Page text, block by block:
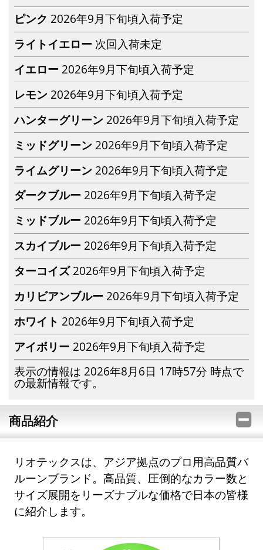
ピンク 2026年9月下旬頃入荷予定
ライトイエロー 次回入荷未定
イエロー 2026年9月下旬頃入荷予定
レモン 2026年9月下旬頃入荷予定
ハンターグリーン 2026年9月下旬頃入荷予定
ミッドグリーン 2026年9月下旬頃入荷予定
ライムグリーン 2026年9月下旬頃入荷予定
ダークブルー 2026年9月下旬頃入荷予定
ミッドブルー 2026年9月下旬頃入荷予定
スカイブルー 2026年9月下旬頃入荷予定
ターコイズ 2026年9月下旬頃入荷予定
カリビアンブルー 2026年9月下旬頃入荷予定
ホワイト 2026年9月下旬頃入荷予定
アイボリー 2026年9月下旬頃入荷予定
表示の情報は 2026年8月6日 17時57分 時点で
の最新情報です。
商品紹介
リオテックスは、アジア拠点のプロ用高品質バ
ルーンブランド。高品質、圧倒的なカラー数と
サイズ展開をリーズナブルな価格で日本の皆様
に紹介します。